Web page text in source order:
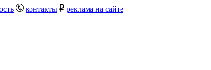
контакты реклама на сайте